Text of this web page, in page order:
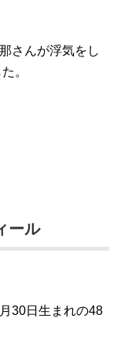
さんが浮気をし
。
ール
30日生まれの48